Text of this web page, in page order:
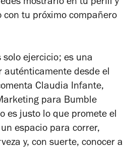
mostrarlo en tu perfil y
con tu próximo compañero
solo ejercicio; es una
auténticamente desde el
Claudia Infante,
para Bumble
es justo lo que promete el
espacio para correr,
y, con suerte, conocer a